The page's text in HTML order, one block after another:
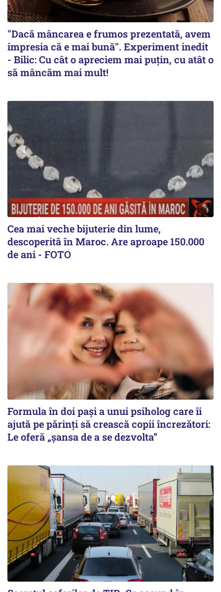
"Dacă mâncarea e frumos prezentată, avem
impresia că e mai bună". Experiment inedit
- Bilic: Cu cât o apreciem mai puțin, cu atât o
să mâncăm mai mult!
Cea mai veche bijuterie din lume,
descoperită în Maroc. Are aproape 150.000
de ani - FOTO
Formula în doi pași a unui psiholog care îi
ajută pe părinți să crească copii încrezători:
Le oferă „șansa de a se dezvolta”